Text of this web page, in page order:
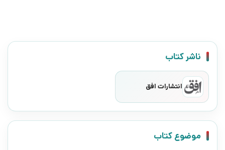
ناشر کتاب
انتشارات افق
موضوع کتاب